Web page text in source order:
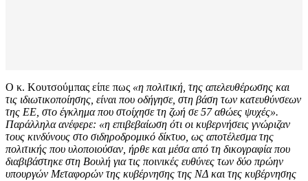
Ο κ. Κουτσούμπας είπε πως «η πολιτική, της απελευθέρωσης και
τις ιδιωτικοποίησης, είναι που οδήγησε, στη βάση των κατευθύνσεων
της ΕΕ, στο έγκλημα που στοίχησε τη ζωή σε 57 αθώες ψυχές».
Παράλληλα ανέφερε: «η επιβεβαίωση ότι οι κυβερνήσεις γνώριζαν
τους κινδύνους στο σιδηροδρομικό δίκτυο, ως αποτέλεσμα της
πολιτικής που υλοποιούσαν, ήρθε και μέσα από τη δικογραφία που
διαβιβάστηκε στη Βουλή για τις ποινικές ευθύνες των δύο πρώην
υπουργών Μεταφορών της κυβέρνησης της ΝΔ και της κυβέρνησης